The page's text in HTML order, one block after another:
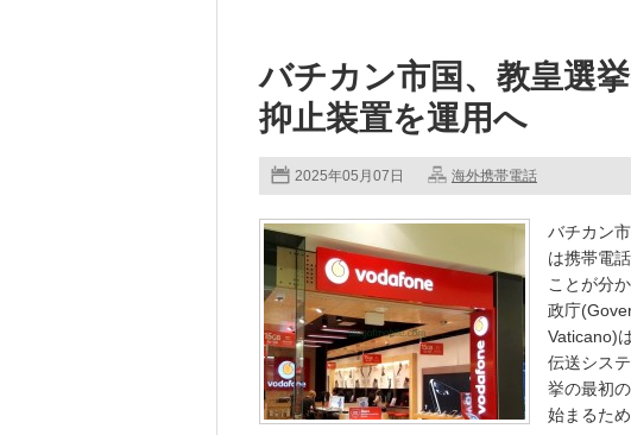
バチカン市国、教皇選
抑止装置を運用へ
2025年05月07日 海外携帯電話
バチカン
は携帯電
ことが分
政庁
Vaticano)
伝送シス
挙の最初
始まるた